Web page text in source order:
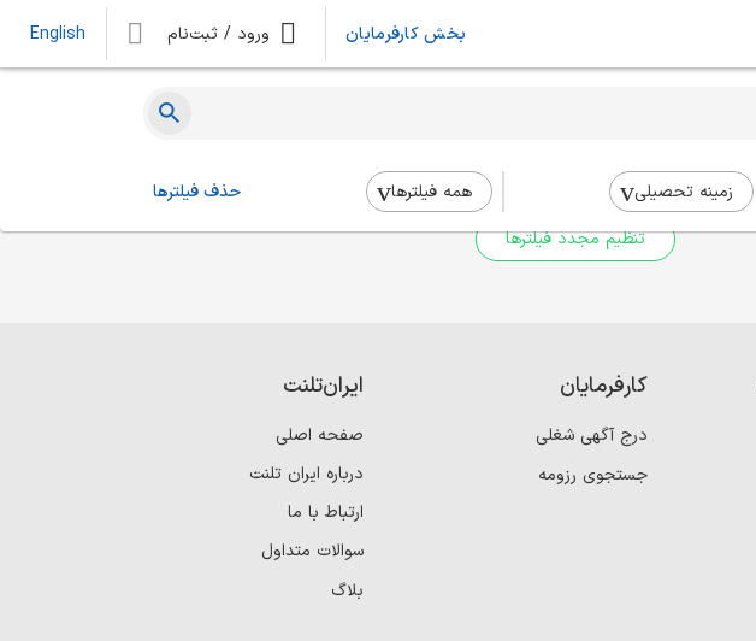
بخش کارفرمایان ورود / ثبت‌نام English
زمینه تحصیلی همه فیلتر‌ها حذف فیلترها برای جستجوی جامع‌تر از فیلترهای بالا استفاده کنید.
تنظیم مجدد فیلترها
کارفرمایان
درج آگهی شغلی
جستجوی رزومه
ایران‌تلنت
صفحه اصلی
درباره ایران تلنت
ارتباط با ما
سوالات متداول
بلاگ